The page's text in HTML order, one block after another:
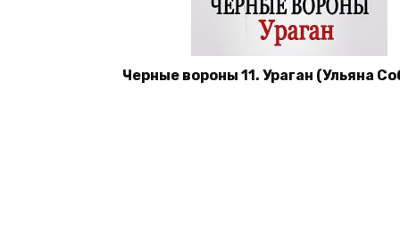
Черные вороны 11. Ураган (Ульяна